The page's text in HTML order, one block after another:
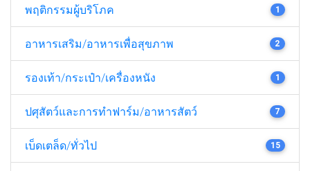
พฤติกรรมผู้บริโภค 1
อาหารเสริม/อาหารเพื่อสุขภาพ 2
รองเท้า/กระเป๋า/เครื่องหนัง 1
ปศุสัตว์และการทำฟาร์ม/อาหารสัตว์ 7
เบ็ดเตล็ด/ทั่วไป 15